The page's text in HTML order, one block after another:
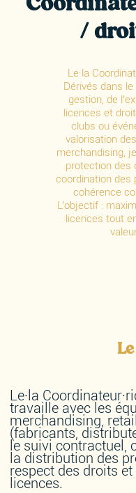
/
Le·la
Dérivés dans
gestion, de
licences et
clubs ou
valorisation
merchandising,
protection des
coordination des
cohérence
L’objectif :
licences tout
Le·la
travaille avec les
merchandising,
(fabricants,
le suivi contractuel,
la distribution des
respect des droits
licences.